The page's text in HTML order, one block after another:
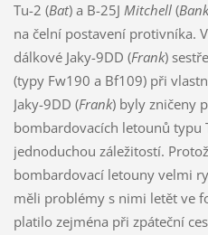
Tu-2 (Bat) a B-25J Mitchell(Bank
na čelní postavení protivníka.
dálkové Jaky-9DD (Frank)
(typy Fw190 a Bf109) při
Jaky-9DD (Frank) byly zničeny
bombardovacích letounů typu
jednoduchou záležitostí.
bombardovací letouny velmi
měli problémy s nimi letět ve
platilo zejména při zpáteční